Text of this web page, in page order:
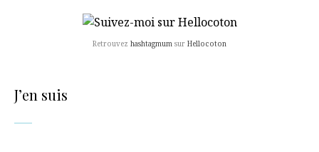
Retrouvez hashtagmum sur Hellocoton
J’en suis